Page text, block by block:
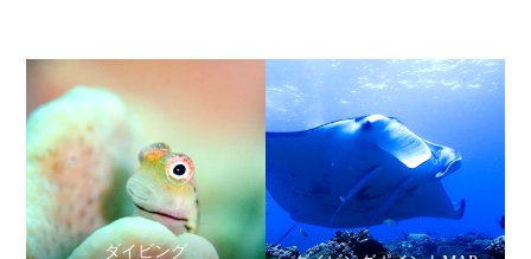
ダイビング